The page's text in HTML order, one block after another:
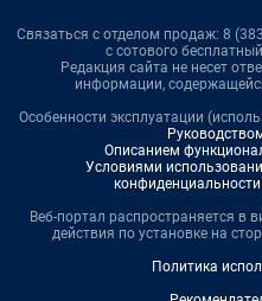
Связаться с отделом продаж: 8
с сотового
Редакция сайта не несет
информации,
Особенности эксплуатации
Описанием
Условиями
Веб-портал распространяется в
действия по установке на
Политика